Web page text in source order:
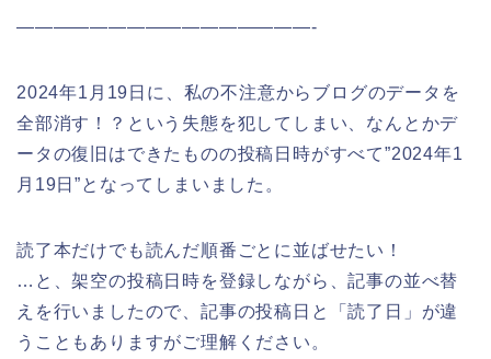
————————————————-
2024年1月19日に、私の不注意からブログのデータを
全部消す！？という失態を犯してしまい、なんとかデ
ータの復旧はできたものの投稿日時がすべて”2024年1
月19日”となってしまいました。
読了本だけでも読んだ順番ごとに並ばせたい！
…と、架空の投稿日時を登録しながら、記事の並べ替
えを行いましたので、記事の投稿日と「読了日」が違
うこともありますがご理解ください。